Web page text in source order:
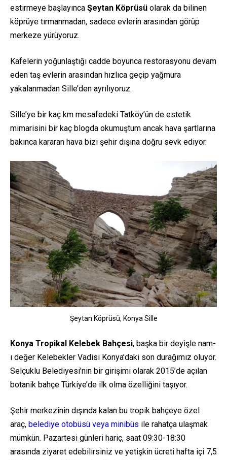
estirmeye başlayınca Şeytan Köprüsü olarak da bilinen
köprüye tırmanmadan, sadece evlerin arasından görüp
merkeze yürüyoruz.
Kafelerin yoğunlaştığı cadde boyunca restorasyonu devam
eden taş evlerin arasından hızlıca geçip yağmura
yakalanmadan Sille’den ayrılıyoruz.
Sille’ye bir kaç km mesafedeki Tatköy’ün de estetik
mimarisini bir kaç blogda okumuştum ancak hava şartlarına
bakınca kararan hava bizi şehir dışına doğru sevk ediyor.
Şeytan Köprüsü, Konya Sille
Konya Tropikal Kelebek Bahçesi, başka bir deyişle nam-
ı değer Kelebekler Vadisi Konya’daki son durağımız oluyor.
Selçuklu Belediyesi’nin bir girişimi olarak 2015’de açılan
botanik bahçe Türkiye’de ilk olma özelliğini taşıyor.
Şehir merkezinin dışında kalan bu tropik bahçeye özel
araç, belediye otobüsü veya minibüs ile rahatça ulaşmak
mümkün. Pazartesi günleri hariç, saat 09:30-18:30
arasında ziyaret edebilirsiniz ve yetişkin ücreti hafta içi 7,5